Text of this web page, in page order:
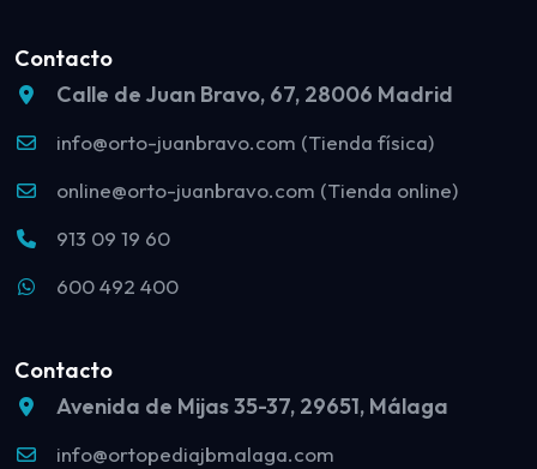
Contacto
Calle de Juan Bravo, 67, 28006 Madrid
info@orto-juanbravo.com (Tienda física)
online@orto-juanbravo.com (Tienda online)
913 09 19 60
600 492 400
Contacto
Avenida de Mijas 35-37, 29651, Málaga
info@ortopediajbmalaga.com